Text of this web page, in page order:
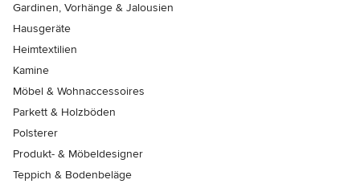
Gardinen, Vorhänge & Jalousien
Hausgeräte
Heimtextilien
Kamine
Möbel & Wohnaccessoires
Parkett & Holzböden
Polsterer
Produkt- & Möbeldesigner
Teppich & Bodenbeläge